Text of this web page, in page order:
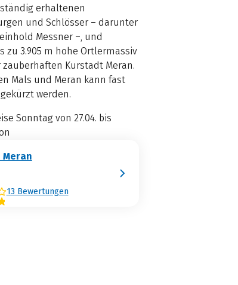
erhaltenen
und Schlösser – darunter
Messner –, und
zu 3.905 m hohe Ortlermassiv
Kurstadt Meran.
Mals und Meran kann fast
werden.
Sonntag von 27.04. bis
Meran
13 Bewertungen